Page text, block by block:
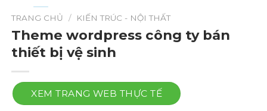
TRANG CHỦ / KIẾN TRÚC - NỘI THẤT
Theme wordpress công ty bán
thiết bị vệ sinh
XEM TRANG WEB THỰC TẾ